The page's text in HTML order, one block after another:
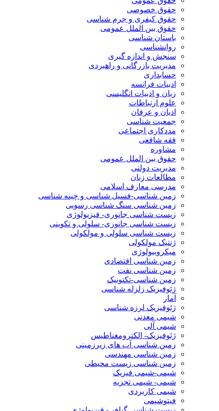
حقوق خصوصی
حقوق کیفری و جرم شناسی
حقوق بین الملل عمومی
باستان شناسی
روانشناسی
سنجش و اندازه گیری
مدیریت بازرگانی و راهبردی
حسابداری
ادبیات فرانسه
زبان و ادبیات انگلیسی
علوم ارتباطات
ادیان و عرفان
جمعیت شناسی
مددکاری اجتماعی
فقه شافعی
مشاوره
حقوق بین الملل عمومی
مدیریت دولتی
مطالعات زنان
مدرسی معارف اسلامی
زمین شناسی-فسیل شناسی و چینه شناسی
زمین شناسی سنگ شناسی رسوبی
زیست شناسی جانوری- فیزیولوژی
زیست شناسی جانوری- سلولی و تکوینی
زیست شناسی سلولی و مولکولی
ژنتیک مولکولی
میکروبیولوژی
زمین شناسی اقتصادی
زمین شناسی نفت
زمین شناسی-تکتونیک
ژئوفیزیک زلزله شناسی
آمار
ژئوفیزیک لرزه شناسی
شیمی معدنی
شیمی آلی
ژئوفیزیک- الکترومغناطیس
زمین شناسی آب های زیرزمینی
زمین شناسی مهندسی
زمین شناسی زیست محیطی
شیمی-شیمی فیزیک
شیمی- شیمی تجزیه
شیمی کاربردی
فیتوشیمی